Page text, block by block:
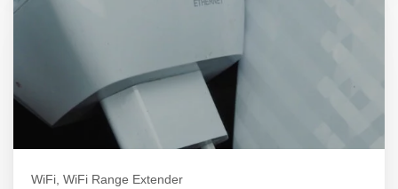
WiFi, WiFi Range Extender